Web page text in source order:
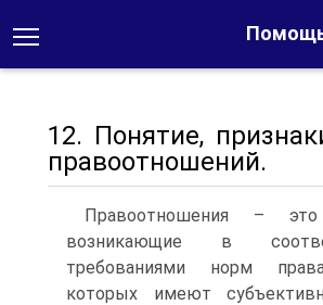
12. Понятие,
правоотношений.
Правоотношения – это
возникающие в
требованиями норм
которых имеют